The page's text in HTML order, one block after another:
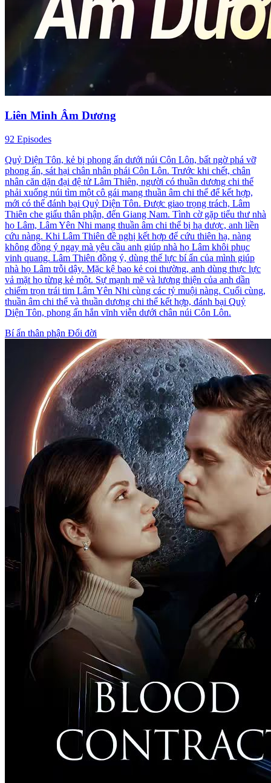
Liên Minh Âm Dương
92 Episodes
Quỷ Diện Tôn, kẻ bị phong ấn dưới núi Côn Lôn, bất ngờ phá vỡ
phong ấn, sát hại chân nhân phái Côn Lôn. Trước khi chết, chân
nhân căn dặn đại đệ tử Lâm Thiên, người có thuần dương chi thể
phải xuống núi tìm một cô gái mang thuần âm chi thể để kết hợp,
mới có thể đánh bại Quỷ Diện Tôn. Được giao trọng trách, Lâm
Thiên che giấu thân phận, đến Giang Nam. Tình cờ gặp tiểu thư nhà
họ Lâm, Lâm Yên Nhi mang thuần âm chi thể bị hạ dược, anh liền
cứu nàng. Khi Lâm Thiên đề nghị kết hợp để cứu thiên hạ, nàng
không đồng ý ngay mà yêu cầu anh giúp nhà họ Lâm khôi phục
vinh quang. Lâm Thiên đồng ý, dùng thế lực bí ẩn của mình giúp
nhà họ Lâm trỗi dậy. Mặc kệ bao kẻ coi thường, anh dùng thực lực
vả mặt họ từng kẻ một. Sự mạnh mẽ và lương thiện của anh dần
chiếm trọn trái tim Lâm Yên Nhi cùng các tỷ muội nàng. Cuối cùng,
thuần âm chi thể và thuần dương chi thể kết hợp, đánh bại Quỷ
Diện Tôn, phong ấn hắn vĩnh viễn dưới chân núi Côn Lôn.
Bí ẩn thân phận Đổi đời